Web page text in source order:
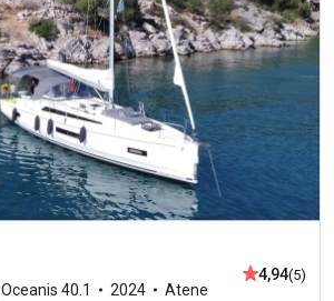
Oceanis 40.1 2024 Atene
4,94(5)